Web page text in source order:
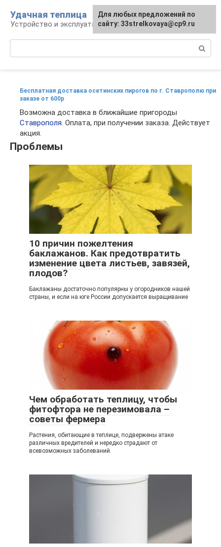
контенту
Удачная теплица
Устройство и эксплуатация теплиц
Бесплатная доставка осетинских пирогов по г. Ставрополю при
заказе от 600р
Возможна доставка в ближайшие пригороды
Ставрополя. Оплата, при получении заказа. Действует
акция.
Проблемы
10 причин пожелтения
баклажанов. Как предотвратить
изменение цвета листьев, завязей,
плодов?
Баклажаны достаточно популярны у огородников нашей
страны, и если на юге России допускается выращивание
Чем обработать теплицу, чтобы
фитофтора не перезимовала –
советы фермера
Растения, обитающие в теплице, подвержены атаке
различных вредителей и нередко страдают от
всевозможных заболеваний.
Для любых предложений по
сайту: 33strelkovaya@cp9.ru